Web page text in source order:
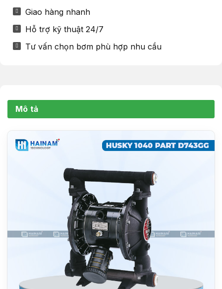
Giao hàng nhanh
Hỗ trợ kỹ thuật 24/7
Tư vấn chọn bơm phù hợp nhu cầu
Mô tả